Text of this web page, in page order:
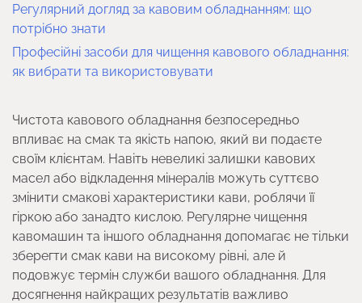
Регулярний догляд за кавовим обладнанням: що
потрібно знати
Професійні засоби для чищення кавового обладнання:
як вибрати та використовувати
Чистота кавового обладнання безпосередньо
впливає на смак та якість напою, який ви подаєте
своїм клієнтам. Навіть невеликі залишки кавових
масел або відкладення мінералів можуть суттєво
змінити смакові характеристики кави, роблячи її
гіркою або занадто кислою. Регулярне чищення
кавомашин та іншого обладнання допомагає не тільки
зберегти смак кави на високому рівні, але й
подовжує термін служби вашого обладнання. Для
досягнення найкращих результатів важливо